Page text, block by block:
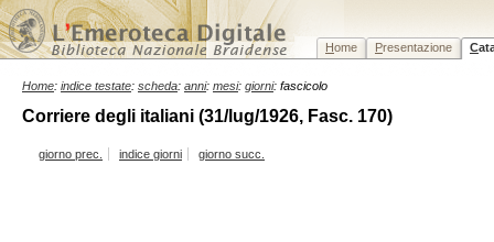
Home Presentazione C
Home: indice testate: scheda: anni: mesi: giorni: fascicolo
Corriere degli italiani (31/lug/1926, Fasc. 170)
giorno prec. indice giorni giorno succ.